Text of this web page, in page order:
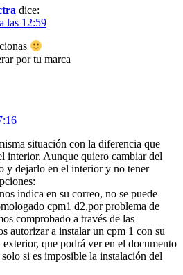
dice:
las 12:59
por tu marca
situación con la diferencia que
interior. Aunque quiero cambiar del
y dejarlo en el interior y no tener
indica en su correo, no se puede
cpm1 d2,por problema de
comprobado a través de las
autorizar a instalar un cpm 1 con su
exterior, que podrá ver en el documento
si es imposible la instalación del